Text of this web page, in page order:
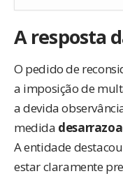
A resposta
O pedido de
a imposição de
a devida
medida
A entidade
estar claramente